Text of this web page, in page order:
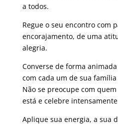
a todos.
Regue o seu encontro com
encorajamento, de uma
alegria.
Converse de forma
com cada um de sua
Não se preocupe com
está e celebre
Aplique sua energia, a sua